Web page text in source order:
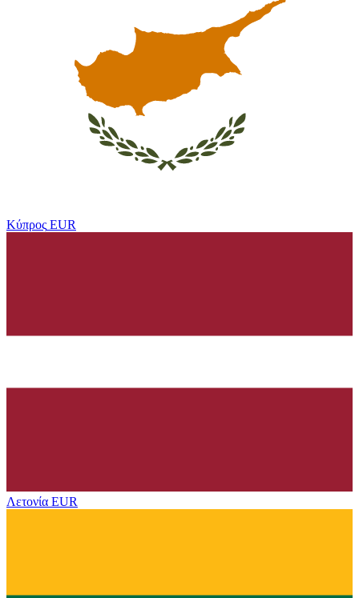
Κύπρος EUR
Λετονία EUR